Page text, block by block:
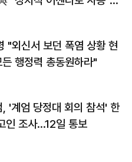
"외신서 보던 폭염 상황 현
행정력 총동원하라"
, '계엄 당정대 회의 참석' 한
인 조사...12일 통보